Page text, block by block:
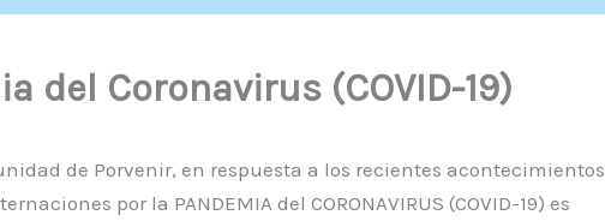
del Coronavirus (COVID-19)
de Porvenir, en respuesta a los recientes acontecimientos
por la PANDEMIA del CORONAVIRUS (COVID-19) es